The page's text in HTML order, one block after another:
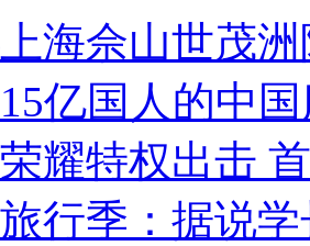
海佘山世茂
亿国人的中
耀特权出击
行季：据说